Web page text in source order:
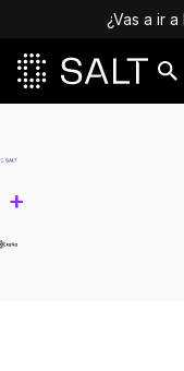
¿Vas a ir
+